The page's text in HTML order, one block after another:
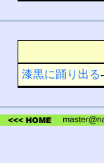
漆黒に踊り出る